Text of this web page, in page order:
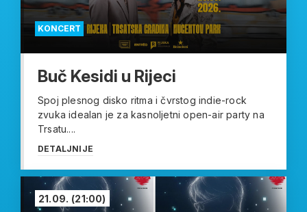
KONCERT
Buč Kesidi u Rijeci
Spoj plesnog disko ritma i čvrstog indie-rock
zvuka idealan je za kasnoljetni open-air party na
Trsatu....
DETALJNIJE
21.09. (21:00)